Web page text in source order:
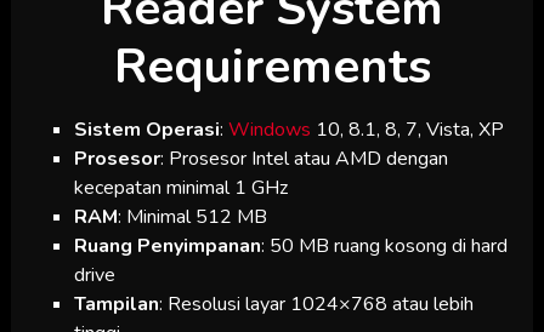
Requirements
Sistem Operasi: Windows 10, 8.1, 8, 7, Vista, XP
Prosesor: Prosesor Intel atau AMD dengan
kecepatan minimal 1 GHz
RAM: Minimal 512 MB
Ruang Penyimpanan: 50 MB ruang kosong di hard
drive
Tampilan: Resolusi layar 1024×768 atau lebih